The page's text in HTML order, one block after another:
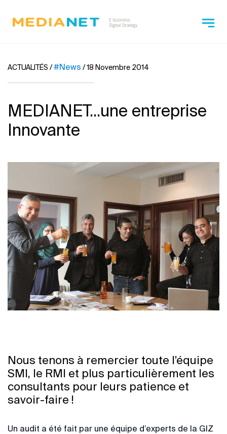
ACTUALITÉS /#News /18 Novembre 2014
MEDIANET...une entreprise
Innovante
Nous tenons à remercier toute l’équipe
SMI, le RMI et plus particulièrement les
consultants pour leurs patience et
savoir-faire !
Un audit a été fait par une équipe d’experts de la GIZ